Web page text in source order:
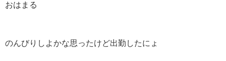
おはまる
のんびりしよかな思ったけど出勤したにょ